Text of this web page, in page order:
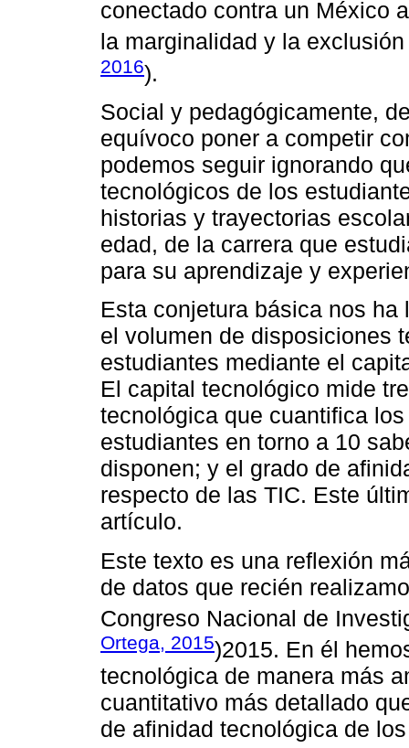
conectado contra un México
la marginalidad y la exclusión
2016).
Social y pedagógicamente,
equívoco poner a competir
podemos seguir ignorando
tecnológicos de los
historias y trayectorias
edad, de la carrera que
para su aprendizaje y
Esta conjetura básica nos
el volumen de disposiciones
estudiantes mediante el
El capital tecnológico mide
tecnológica que cuantifica
estudiantes en torno a 10
disponen; y el grado de
respecto de las TIC. Este
artículo.
Este texto es una reflexión
de datos que recién
Congreso Nacional de
Ortega, 2015)2015. En él
tecnológica de manera más
cuantitativo más detallado
de afinidad tecnológica de